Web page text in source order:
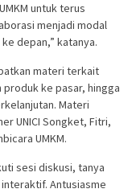
untuk terus
menjadi modal
depan,” katanya.
materi terkait
ke pasar, hingga
Materi
UNICI Songket, Fitri,
UMKM.
sesi diskusi, tanya
Antusiasme